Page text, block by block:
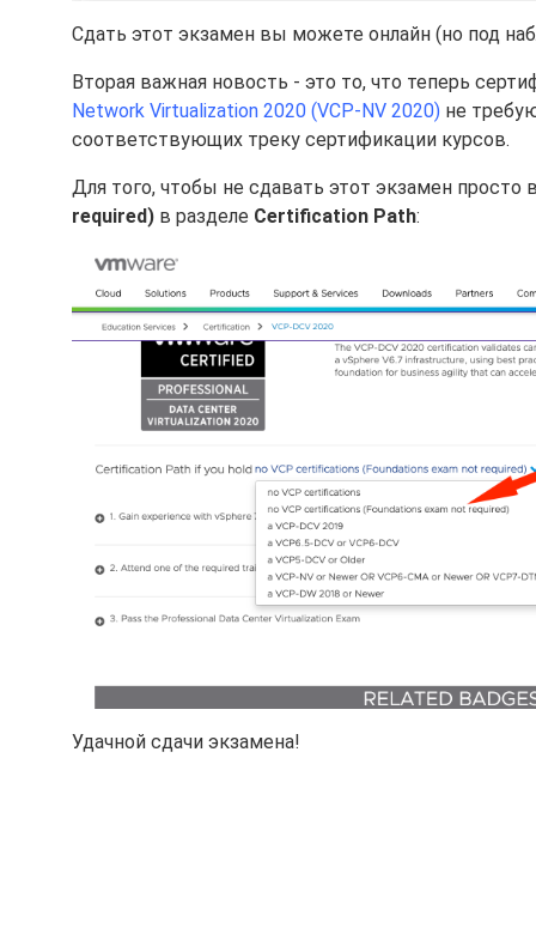
Сдать этот экзамен вы можете онлайн (но под
Вторая важная новость - это то, что теперь
Network Virtualization 2020 (VCP-NV 2020) не
соответствующих треку сертификации курсов.
Для того, чтобы не сдавать этот экзамен просто
required) в разделе Certification Path:
Удачной сдачи экзамена!